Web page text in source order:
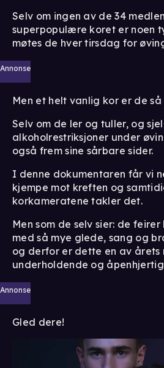
Selv om ingen av de 34
superpopulære koret er noen
møtes de hver tirsdag for
Annonse
Men et helt vanlig kor er de
Selv om de ler og tuller, og
alkoholrestriksjoner under
også frem sine sårbare sider.
I denne dokumentaren får vi
kjempe mot kreften og
korkameratene takler det.
Men som de selv sier: de
med så mye glede, sang og
og derfor er dette en av årets
underholdende og
Annonse
Gled dere!